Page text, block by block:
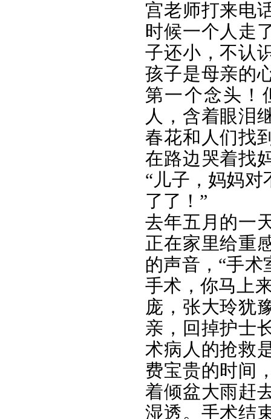
宫老师打来电
时候一个人走
子还小，不认
孩子是母亲的
第一个念头！
人，含着眼泪
春花和人们找
在路边哭着找
“儿子，妈妈
了了！”
去年五月的一
正在家里给重
的声音，“手
手术，你马上
庞，张大玲犹
亲，回掉护士
术病人的抢救
费宝贵的时间
着倾盆大雨赶
湿透。手术结